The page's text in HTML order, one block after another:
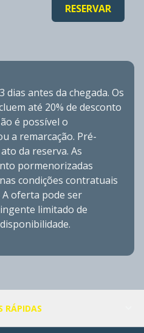
RESERVAR
dias antes da chegada. Os
até 20% de desconto
é possível o
a remarcação. Pré-
da reserva. As
pormenorizadas
condições contratuais
oferta pode ser
limitado de
RÁPIDAS